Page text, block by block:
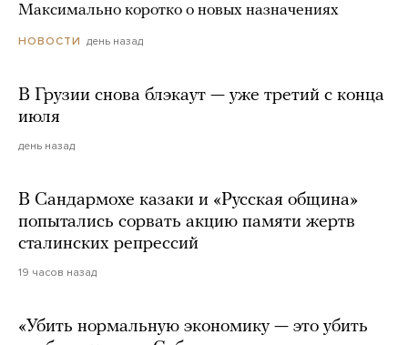
Максимально коротко о новых назначениях
НОВОСТИ день назад
В Грузии снова блэкаут — уже третий с конца
июля
день назад
В Сандармохе казаки и «Русская община»
попытались сорвать акцию памяти жертв
сталинских репрессий
19 часов назад
«Убить нормальную экономику — это убить